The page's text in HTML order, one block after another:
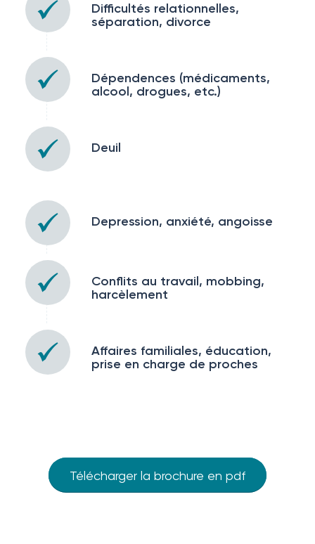
Difficultés relationnelles,
séparation, divorce
Dépendences (médicaments,
alcool, drogues, etc.)
Deuil
Depression, anxiété, angoisse
Conflits au travail, mobbing,
harcèlement
Affaires familiales, éducation,
prise en charge de proches
Télécharger la brochure en pdf